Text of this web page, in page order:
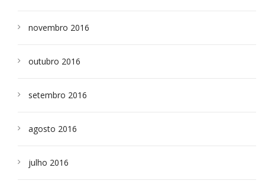
novembro 2016
outubro 2016
setembro 2016
agosto 2016
julho 2016